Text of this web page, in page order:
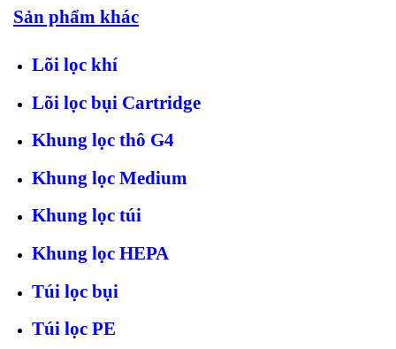
Sản phẩm khác
Lõi lọc khí
Lõi lọc bụi Cartridge
Khung lọc thô G4
Khung lọc Medium
Khung lọc túi
Khung lọc HEPA
Túi lọc bụi
Túi lọc PE